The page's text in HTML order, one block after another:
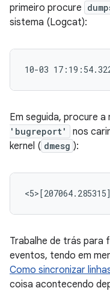
primeiro procure
sistema (Logcat):
10-03
Em seguida, procure a
'bugreport'
nos
kernel ( dmesg ):
Trabalhe de trás para
eventos, tendo em
Como sincronizar
coisa acontecendo